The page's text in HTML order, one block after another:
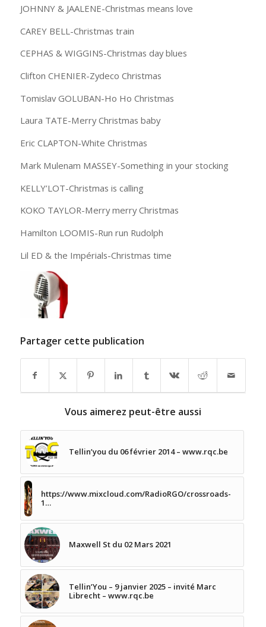
JOHNNY & JAALENE-Christmas means love
CAREY BELL-Christmas train
CEPHAS & WIGGINS-Christmas day blues
Clifton CHENIER-Zydeco Christmas
Tomislav GOLUBAN-Ho Ho Christmas
Laura TATE-Merry Christmas baby
Eric CLAPTON-White Christmas
Mark Mulenam MASSEY-Something in your stocking
KELLY’LOT-Christmas is calling
KOKO TAYLOR-Merry merry Christmas
Hamilton LOOMIS-Run run Rudolph
Lil ED & the Impérials-Christmas time
Partager cette publication
Vous aimerez peut-être aussi
Tellin’you du 06 février 2014 – www.rqc.be
https://www.mixcloud.com/RadioRGO/crossroads-
1…
Maxwell St du 02 Mars 2021
Tellin’You – 9 janvier 2025 – invité Marc
Librecht – www.rqc.be